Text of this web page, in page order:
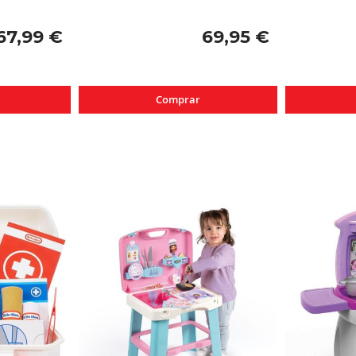
€ 69,95 €
Comprar